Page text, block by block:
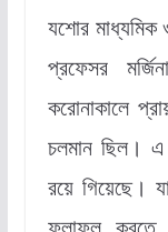
যশোর মাধ্যমিক
প্রফেসর
করোনাকালে
চলমান ছিল। এ
রয়ে গিয়েছে।